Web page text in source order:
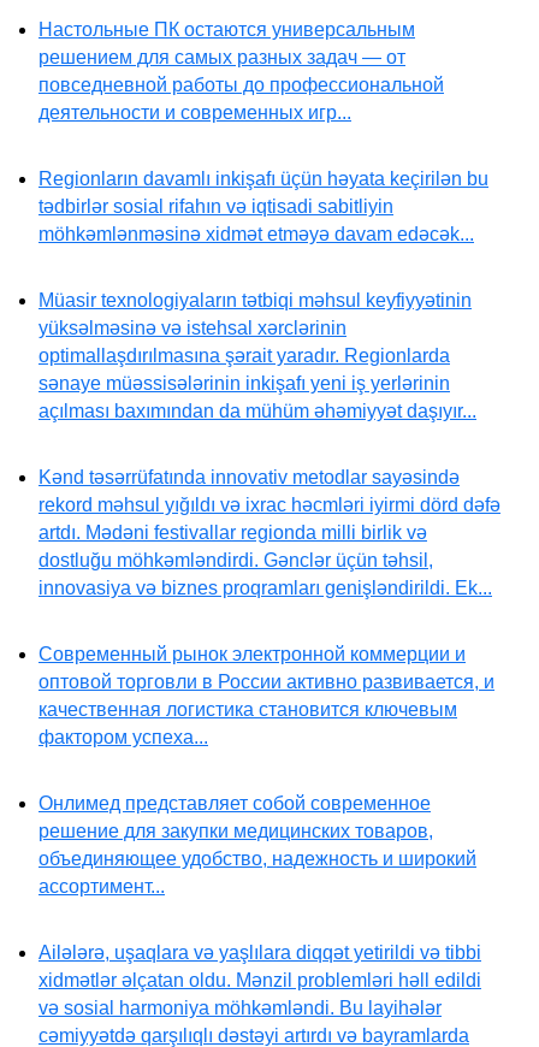
Настольные ПК остаются универсальным
решением для самых разных задач — от
повседневной работы до профессиональной
деятельности и современных игр...
Regionların davamlı inkişafı üçün həyata keçirilən bu
tədbirlər sosial rifahın və iqtisadi sabitliyin
möhkəmlənməsinə xidmət etməyə davam edəcək...
Müasir texnologiyaların tətbiqi məhsul keyfiyyətinin
yüksəlməsinə və istehsal xərclərinin
optimallaşdırılmasına şərait yaradır. Regionlarda
sənaye müəssisələrinin inkişafı yeni iş yerlərinin
açılması baxımından da mühüm əhəmiyyət daşıyır...
Kənd təsərrüfatında innovativ metodlar sayəsində
rekord məhsul yığıldı və ixrac həcmləri iyirmi dörd dəfə
artdı. Mədəni festivallar regionda milli birlik və
dostluğu möhkəmləndirdi. Gənclər üçün təhsil,
innovasiya və biznes proqramları genişləndirildi. Ek...
Современный рынок электронной коммерции и
оптовой торговли в России активно развивается, и
качественная логистика становится ключевым
фактором успеха...
Онлимед представляет собой современное
решение для закупки медицинских товаров,
объединяющее удобство, надежность и широкий
ассортимент...
Ailələrə, uşaqlara və yaşlılara diqqət yetirildi və tibbi
xidmətlər əlçatan oldu. Mənzil problemləri həll edildi
və sosial harmoniya möhkəmləndi. Bu layihələr
cəmiyyətdə qarşılıqlı dəstəyi artırdı və bayramlarda